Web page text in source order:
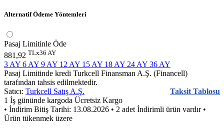
Alternatif Ödeme Yöntemleri
Pasaj Limitinle Öde
881,92 TLx36 AY
3 AY 6 AY 9 AY 12 AY 15 AY 18 AY 24 AY 36 AY
Pasaj Limitinde kredi Turkcell Finansman A.Ş. (Financell)
tarafından tahsis edilmektedir.
Satıcı: Turkcell Satış A.Ş.
Taksit Tablosu
1 İş gününde kargoda Ücretsiz Kargo
• İndirim Bitiş Tarihi: 13.08.2026 • 2 adet İndirimli ürün vardır •
Ürün tükenmek üzere